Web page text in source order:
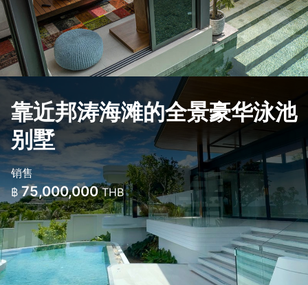
靠近邦涛海滩的全景豪华泳池
别墅
销售
฿ 75,000,000THB